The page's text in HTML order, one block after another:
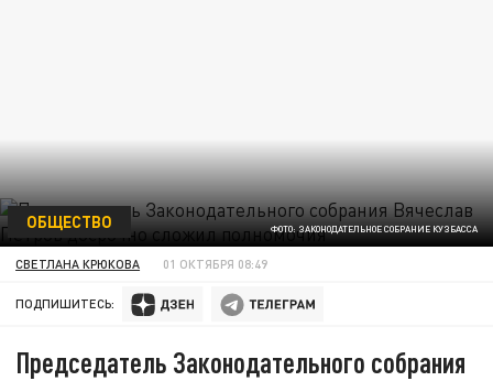
ФОТО: ЗАКОНОДАТЕЛЬНОЕ СОБРАНИЕ КУЗБАССА
ОБЩЕСТВО
СВЕТЛАНА КРЮКОВА 01 ОКТЯБРЯ 08:49
ПОДПИШИТЕСЬ:
Председатель Законодательного собрания